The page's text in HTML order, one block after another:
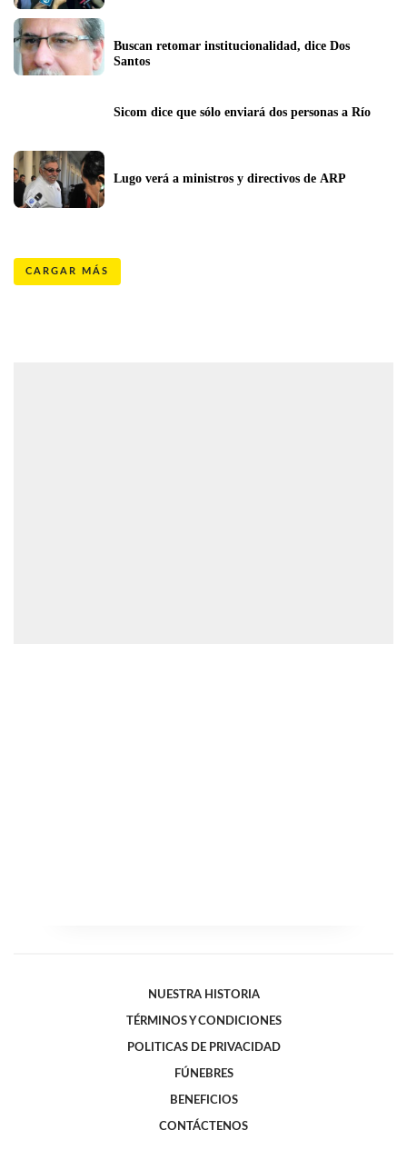
Buscan retomar institucionalidad, dice Dos
Santos
Sicom dice que sólo enviará dos personas a Río
Lugo verá a ministros y directivos de ARP
CARGAR MÁS
NUESTRA HISTORIA
TÉRMINOS Y CONDICIONES
POLITICAS DE PRIVACIDAD
FÚNEBRES
BENEFICIOS
CONTÁCTENOS